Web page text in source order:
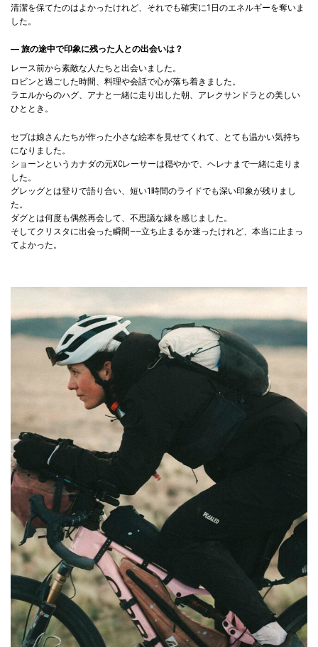
清潔を保てたのはよかったけれど、それでも確実に1日のエネルギーを奪いま
した。
― 旅の途中で印象に残った人との出会いは？
レース前から素敵な人たちと出会いました。
ロビンと過ごした時間、料理や会話で心が落ち着きました。
ラエルからのハグ、アナと一緒に走り出した朝、アレクサンドラとの美しい
ひととき。
セブは娘さんたちが作った小さな絵本を見せてくれて、とても温かい気持ち
になりました。
ショーンというカナダの元XCレーサーは穏やかで、ヘレナまで一緒に走りま
した。
グレッグとは登りで語り合い、短い1時間のライドでも深い印象が残りまし
た。
ダグとは何度も偶然再会して、不思議な縁を感じました。
そしてクリスタに出会った瞬間——立ち止まるか迷ったけれど、本当に止まっ
てよかった。